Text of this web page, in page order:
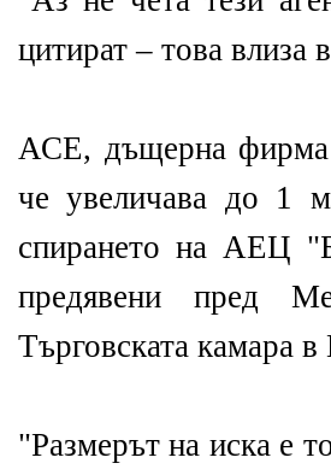
цитират – това влиза
АСЕ, дъщерна фирма
че увеличава до 1
спирането на АЕЦ
предявени пред
Търговската камара
"Размерът на иска е